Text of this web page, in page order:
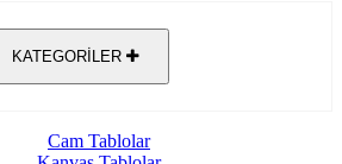
KATEGORİLER
Cam Tablolar